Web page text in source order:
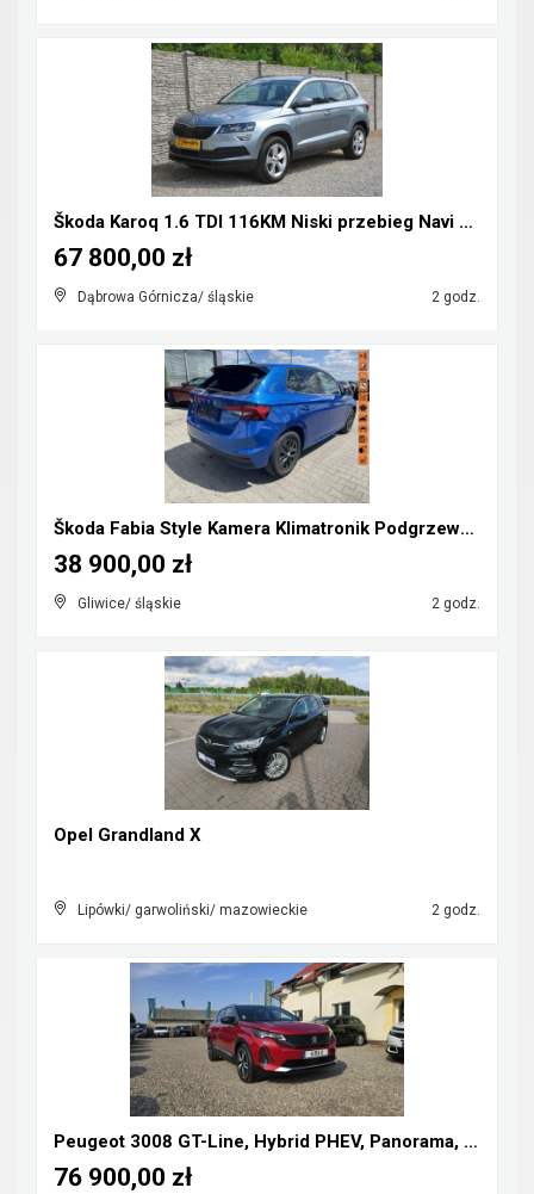
Škoda Karoq 1.6 TDI 116KM Niski przebieg Navi Kame...
Dąbrowa Górnicza/ śląskie 2 godz.
67 800,00 zł
Škoda Fabia Style Kamera Klimatronik Podgrzewanie
Gliwice/ śląskie 2 godz.
38 900,00 zł
Opel Grandland X
Lipówki/ garwoliński/ mazowieckie 2 godz.
Peugeot 3008 GT-Line, Hybrid PHEV, Panorama, skóry...
76 900,00 zł